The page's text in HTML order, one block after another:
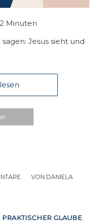
2 Minuten
Jesus sieht und
VON DANIELA
PRAKTISCHER GLAUBE